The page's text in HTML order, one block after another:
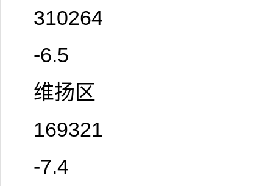
310264
-6.5
维扬区
169321
-7.4